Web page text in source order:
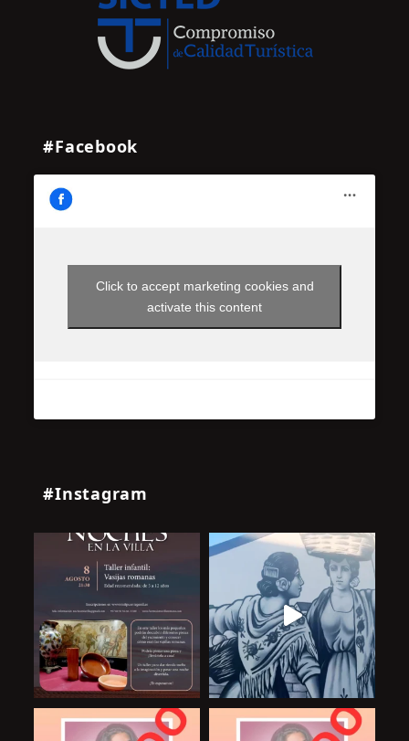
#Facebook
Click to accept marketing cookies and
activate this content
#Instagram